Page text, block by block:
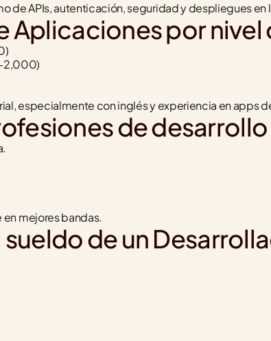
de APIs, autenticación, seguridad y despliegues en
Aplicaciones por
especialmente con inglés y experiencia en apps
de
mejores bandas.
de un